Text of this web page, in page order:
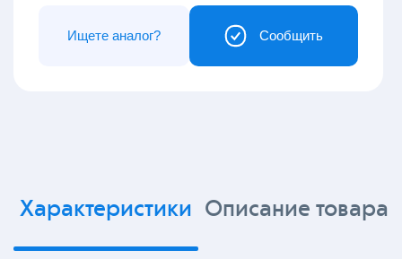
Сообщить
Ищете аналог?
Характеристики Описание товара